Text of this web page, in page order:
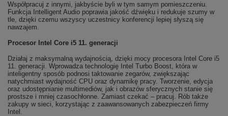
Współpracuj z innymi, jakbyście byli w tym samym pomieszczeniu.
Funkcja Intelligent Audio poprawia jakość dźwięku i redukuje szumy w
tle, dzięki czemu wszyscy uczestnicy konferencji lepiej słyszą się
nawzajem.
Procesor Intel Core i5 11. generacji
Działaj z maksymalną wydajnością, dzięki mocy procesora Intel Core i5
11. generacji. Wprowadza technologię Intel Turbo Boost, która w
inteligentny sposób podnosi taktowanie zegarów, zwiększając
natychmiast wydajność CPU oraz dynamikę pracy. Tworzenie, edycja
oraz udostępnianie multimediów, jak i obrazów sferycznych stanie się
prostsze i mniej czasochłonne. Zamiast czekać – pracuj. Rób także
zakupy w sieci, korzystając z zaawansowanych zabezpieczeń firmy
Intel.